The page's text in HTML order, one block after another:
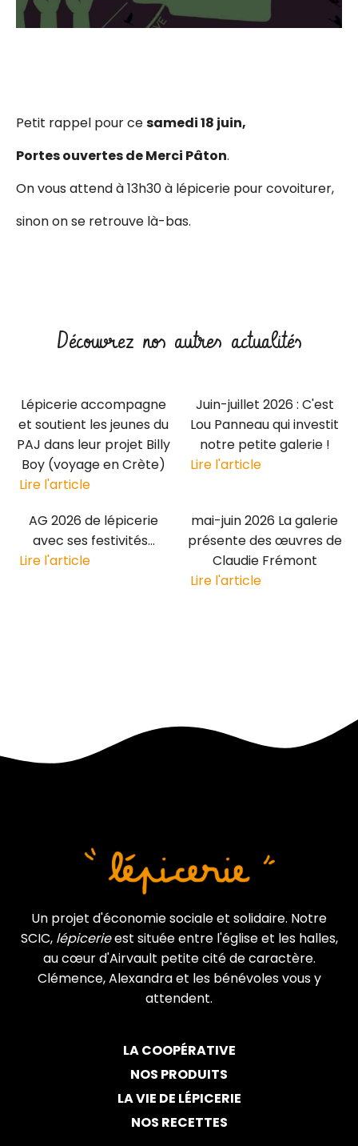
Petit rappel pour cesamedi 18 juin,
Portes ouvertes de Merci Pâton.
On vous attend à 13h30 à lépicerie pour covoiturer,
sinon on se retrouve là-bas.
Découvrez nos autres actualités
Lépicerie accompagne
et soutient les jeunes du
PAJ dans leur projet Billy
Boy (voyage en Crète)
Lire l'article
Juin-juillet 2026 : C'est
Lou Panneau qui investit
notre petite galerie !
Lire l'article
AG 2026 de lépicerie
avec ses festivités...
Lire l'article
mai-juin 2026 La galerie
présente des œuvres de
Claudie Frémont
Lire l'article
Un projet d'économie sociale et solidaire. Notre
SCIC, lépicerieest située entre l'église et les halles,
au cœur d'Airvault petite cité de caractère.
Clémence, Alexandra et les bénévoles vous y
attendent.
LA COOPÉRATIVE
NOS PRODUITS
LA VIE DE LÉPICERIE
NOS RECETTES